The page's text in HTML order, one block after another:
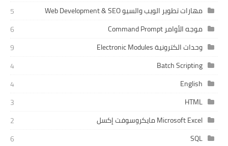
مهارات تطوير الويب والسيو Web Development & SEO
5
موجه الأوامر Command Prompt
6
وحدات الكترونية Electronic Modules
9
Batch Scripting
4
English
4
HTML
3
Microsoft Excel مايكروسوفت إكسل
2
SQL
6